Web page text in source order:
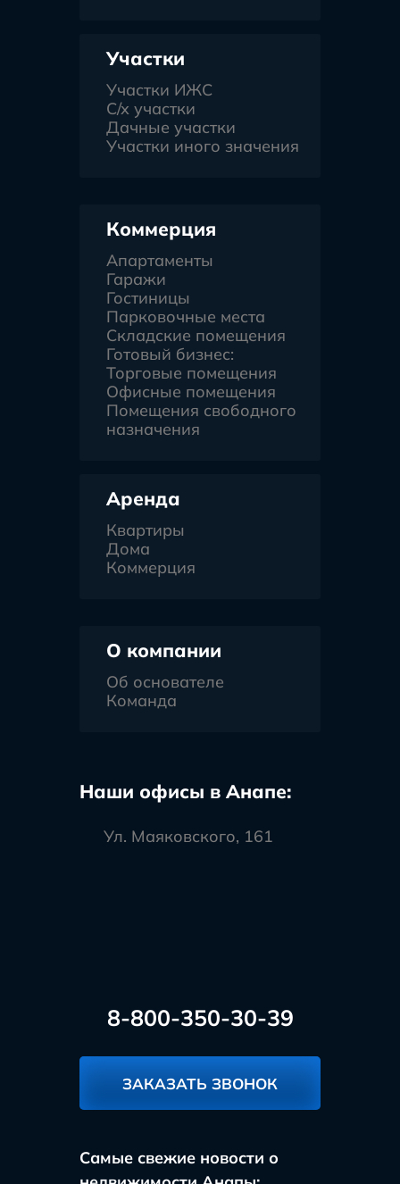
Участки
Участки ИЖС
С/х участки
Дачные участки
Участки иного значения
Коммерция
Апартаменты
Гаражи
Гостиницы
Парковочные места
Складские помещения
Готовый бизнес:
Торговые помещения
Офисные помещения
Помещения свободного
назначения
Аренда
Квартиры
Дома
Коммерция
О компании
Об основателе
Команда
Наши офисы в Анапе:
Ул. Маяковского, 161
8-800-350-30-39
ЗАКАЗАТЬ ЗВОНОК
Самые свежие новости о